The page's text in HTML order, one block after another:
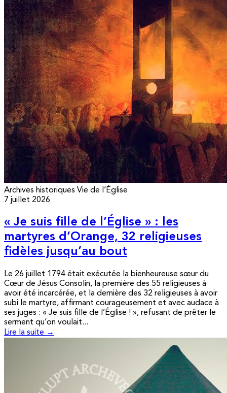
Archives historiques Vie de l’Église
7 juillet 2026
« Je suis fille de l’Église » : les
martyres d’Orange, 32 religieuses
fidèles jusqu’au bout
Le 26 juillet 1794 était exécutée la bienheureuse sœur du
Cœur de Jésus Consolin, la première des 55 religieuses à
avoir été incarcérée, et la dernière des 32 religieuses à avoir
subi le martyre, affirmant courageusement et avec audace à
ses juges : « Je suis fille de l’Église ! », refusant de prêter le
serment qu’on voulait...
Lire la suite →